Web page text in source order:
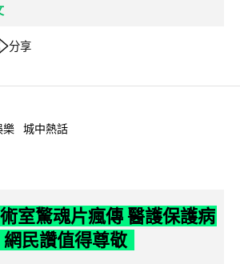
分享
樂 城中熱話
室驚魂片瘋傳 醫護保護病
民讚值得尊敬